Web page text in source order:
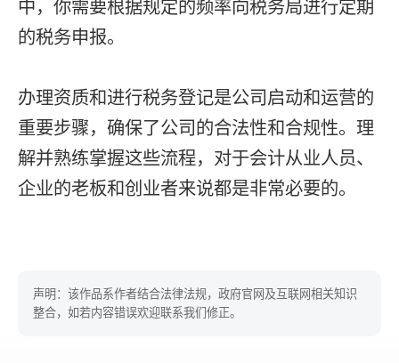
中，你需要根据规定的频率向税务局进行定期
的税务申报。
办理资质和进行税务登记是公司启动和运营的
重要步骤，确保了公司的合法性和合规性。理
解并熟练掌握这些流程，对于会计从业人员、
企业的老板和创业者来说都是非常必要的。
声明：该作品系作者结合法律法规，政府官网及互联网相关知识
整合，如若内容错误欢迎联系我们修正。